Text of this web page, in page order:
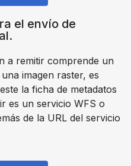
el envío de
a remitir comprende un
imagen raster, es
la ficha de metadatos
es un servicio WFS o
de la URL del servicio